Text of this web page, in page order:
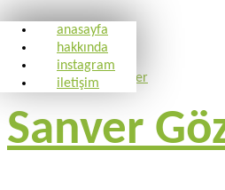
anasayfa
hakkında
instagram
iletişim
Sanver